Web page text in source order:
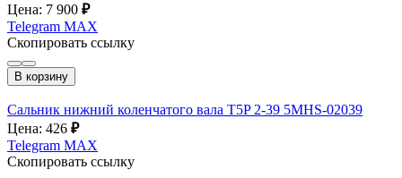
Цена: 7 900 ₽
Telegram MAX
Скопировать ссылку
В корзину
Сальник нижний коленчатого вала T5P 2-39 5MHS-02039
Цена: 426 ₽
Telegram MAX
Скопировать ссылку